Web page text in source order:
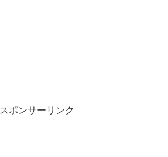
スポンサーリンク